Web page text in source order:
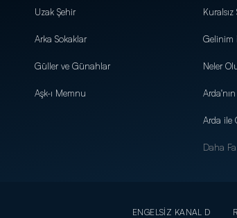
Uzak Şehir
Arka Sokaklar
Güller ve Günahlar
Aşk-ı Memnu
Gelinim
Neler
Arda ile
Daha
ENGELSİZ KANAL D